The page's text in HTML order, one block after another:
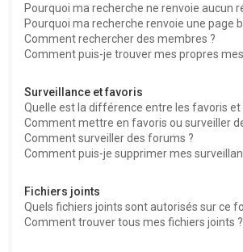
Pourquoi ma recherche ne renvoie aucun
Pourquoi ma recherche renvoie une page
Comment rechercher des membres ?
Comment puis-je trouver mes propres
Surveillance et favoris
Quelle est la différence entre les favoris et
Comment mettre en favoris ou surveiller
Comment surveiller des forums ?
Comment puis-je supprimer mes
Fichiers joints
Quels fichiers joints sont autorisés sur ce
Comment trouver tous mes fichiers joints ?